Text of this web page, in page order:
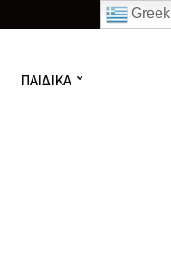
ΠΑΙΔΙΚΑ
Greek